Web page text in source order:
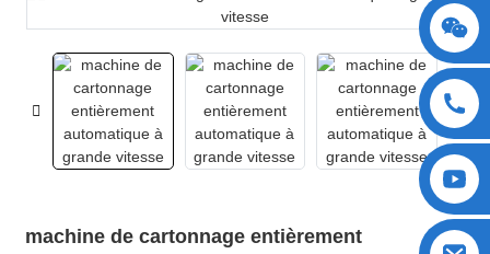
machine de cartonnage entièrement